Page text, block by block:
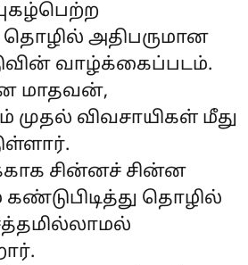
தொழில் அதிபருமான
வாழ்க்கைப்படம்.
மாதவன்,
விவசாயிகள் மீது
சின்னச் சின்ன
கண்டுபிடித்து தொழில்